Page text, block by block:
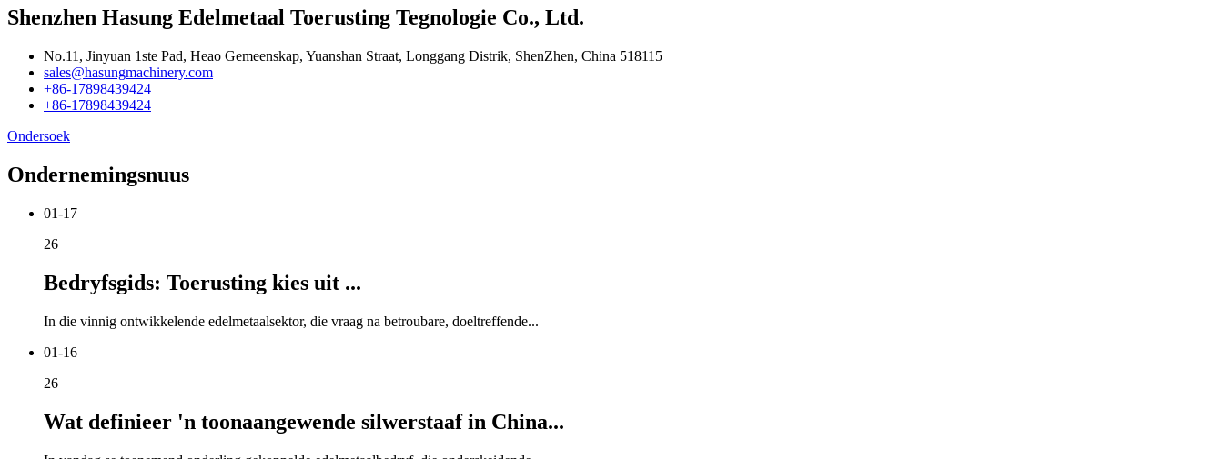
Shenzhen Hasung Edelmetaal Toerusting Tegnologie Co., Ltd.
No.11, Jinyuan 1ste Pad, Heao Gemeenskap, Yuanshan Straat, Longgang Distrik, ShenZhen, China 518115
sales@hasungmachinery.com
+86-17898439424
+86-17898439424
Ondersoek
Ondernemingsnuus
01-17
26
Bedryfsgids: Toerusting kies uit ...
In die vinnig ontwikkelende edelmetaalsektor, die vraag na betroubare, doeltreffende...
01-16
26
Wat definieer 'n toonaangewende silwerstaaf in China...